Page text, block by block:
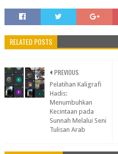
RELATED POSTS
PREVIOUS
Pelatihan Kaligrafi
Hadis:
Menumbuhkan
Kecintaan pada
Sunnah Melalui Seni
Tulisan Arab